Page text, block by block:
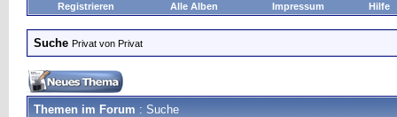
Registrieren Alle Alben Impressum Hilfe
Suche Privat von Privat
Themen im Forum : Suche